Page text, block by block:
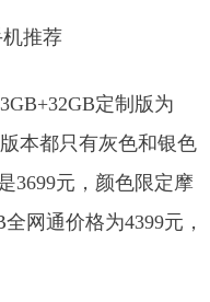
定制版为
本都只有灰色和银色
3699元，颜色限定摩
网通价格为4399元，